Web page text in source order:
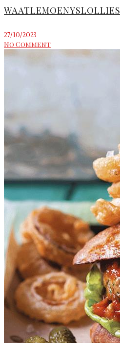
WAATLEMOENYSLOLLIES
27/10/2023
No Comment